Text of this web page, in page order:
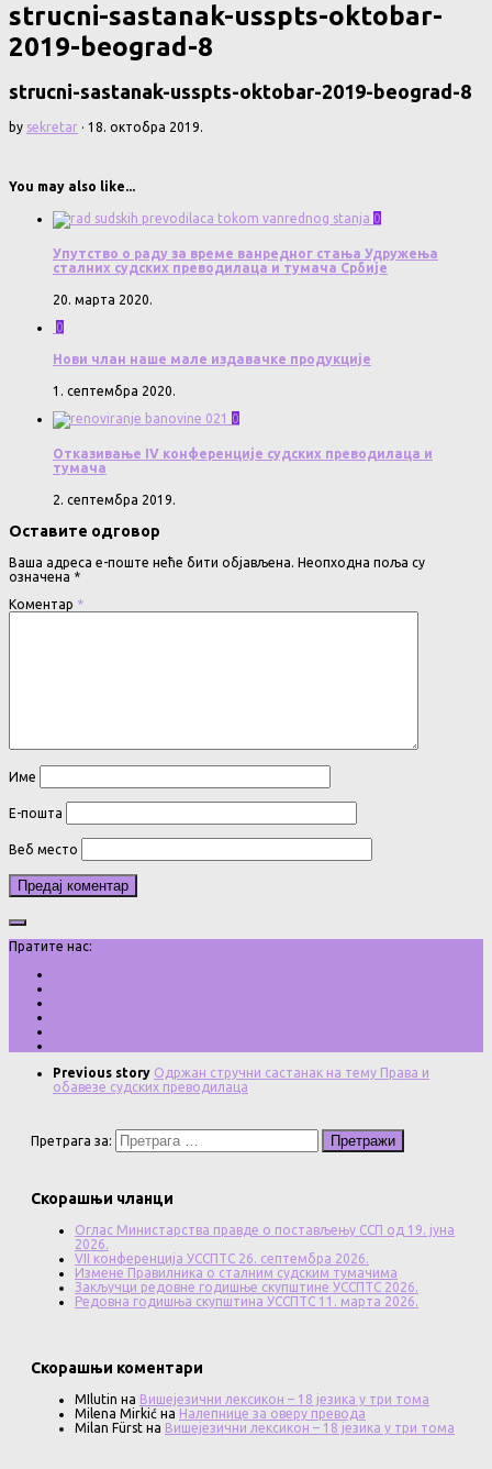
strucni-sastanak-usspts-oktobar-
2019-beograd-8
strucni-sastanak-usspts-oktobar-2019-beograd-8
by sekretar · 18. октобра 2019.
You may also like...
0
Упутство о раду за време ванредног стања Удружења
сталних судских преводилаца и тумача Србије
20. марта 2020.
0
Нови члан наше мале издавачке продукције
1. септембра 2020.
0
Отказивање IV конференције судских преводилаца и
тумача
2. септембра 2019.
Оставите одговор
Ваша адреса е-поште неће бити објављена. Неопходна поља су
означена *
Коментар *
Име
Е-пошта
Веб место
Пратите нас:
Previous story Одржан стручни састанак на тему Права и
обавезе судских преводилаца
Претрага за:
Скорашњи чланци
Оглас Министарства правде о постављењу ССП од 19. јуна
2026.
VII конференција УССПТС 26. септембра 2026.
Измене Правилника о сталним судским тумачима
Закључци редовне годишње скупштине УССПТС 2026.
Редовна годишња скупштина УССПТС 11. марта 2026.
Скорашњи коментари
MIlutin на Вишејезични лексикон – 18 језика у три тома
Milena Mirkić на Налепнице за оверу превода
Milan Fürst на Вишејезични лексикон – 18 језика у три тома